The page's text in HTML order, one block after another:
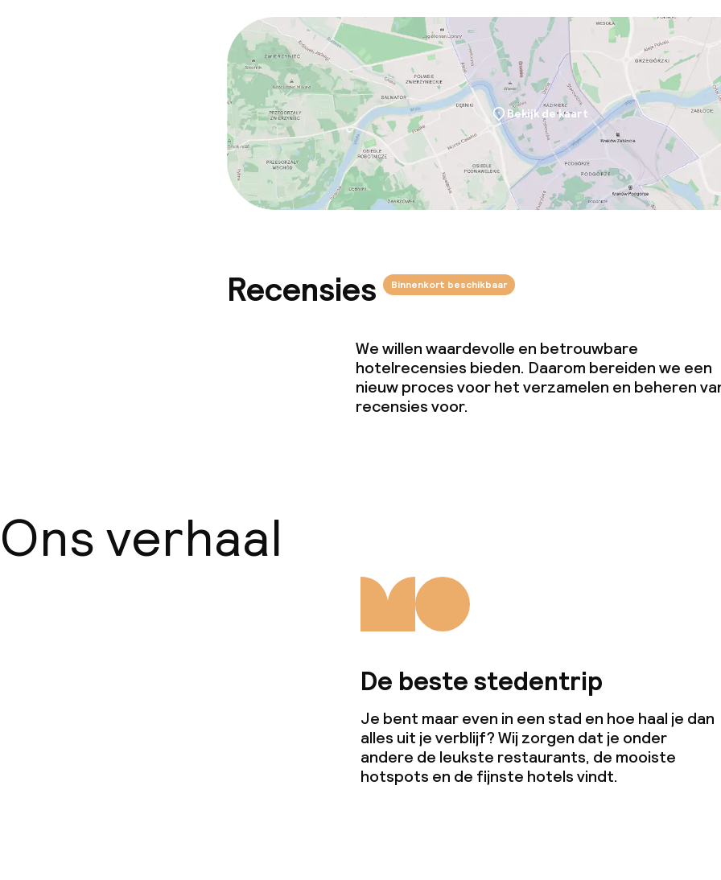
Bekijk de kaart
Recensies Binnenkort beschikbaar
We willen waardevolle en betrouwbare
hotelrecensies bieden. Daarom bereiden we een
nieuw proces voor het verzamelen en beheren
recensies voor.
Ons verhaal
De beste stedentrip
Je bent maar even in een stad en hoe haal je dan
alles uit je verblijf? Wij zorgen dat je onder
andere de leukste restaurants, de mooiste
hotspots en de fijnste hotels vindt.